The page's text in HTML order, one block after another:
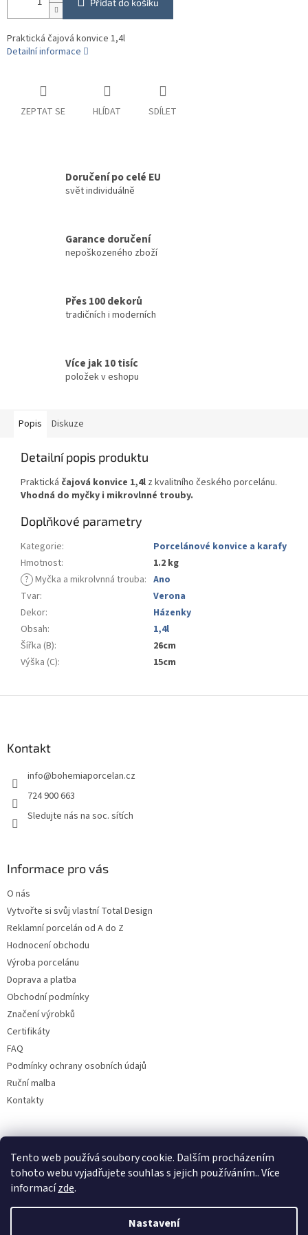
Tento web používá soubory cookie. Dalším procházením
tohoto webu vyjadřujete souhlas s jejich používáním.. Více
informacízde.
Nastavení
Přidat do košíku
Praktická čajová konvice 1,4l
Detailní informace
ZEPTAT SE HLÍDAT SDÍLET
Doručení po celé EU
svět individuálně
Garance doručení
nepoškozeného zboží
Přes 100 dekorů
tradičních i moderních
Více jak 10 tisíc
položek v eshopu
Popis Diskuze
Detailní popis produktu
Praktická čajová konvice 1,4l z kvalitního českého porcelánu.
Vhodná do myčky i mikrovlnné trouby.
Doplňkové parametry
Kategorie:
Porcelánové konvice a karafy
Hmotnost:
1.2 kg
? Myčka a mikrolvnná trouba: Ano
Tvar:
Verona
Dekor:
Házenky
Obsah:
1,4l
Šířka (B):
26cm
Výška (C): 15cm
Kontakt
info@bohemiaporcelan.cz
724 900 663
Sledujte nás na soc. sítích
Informace pro vás
O nás
Vytvořte si svůj vlastní Total Design
Reklamní porcelán od A do Z
Hodnocení obchodu
Výroba porcelánu
Doprava a platba
Obchodní podmínky
Značení výrobků
Certifikáty
FAQ
Podmínky ochrany osobních údajů
Ruční malba
Kontakty
Facebook